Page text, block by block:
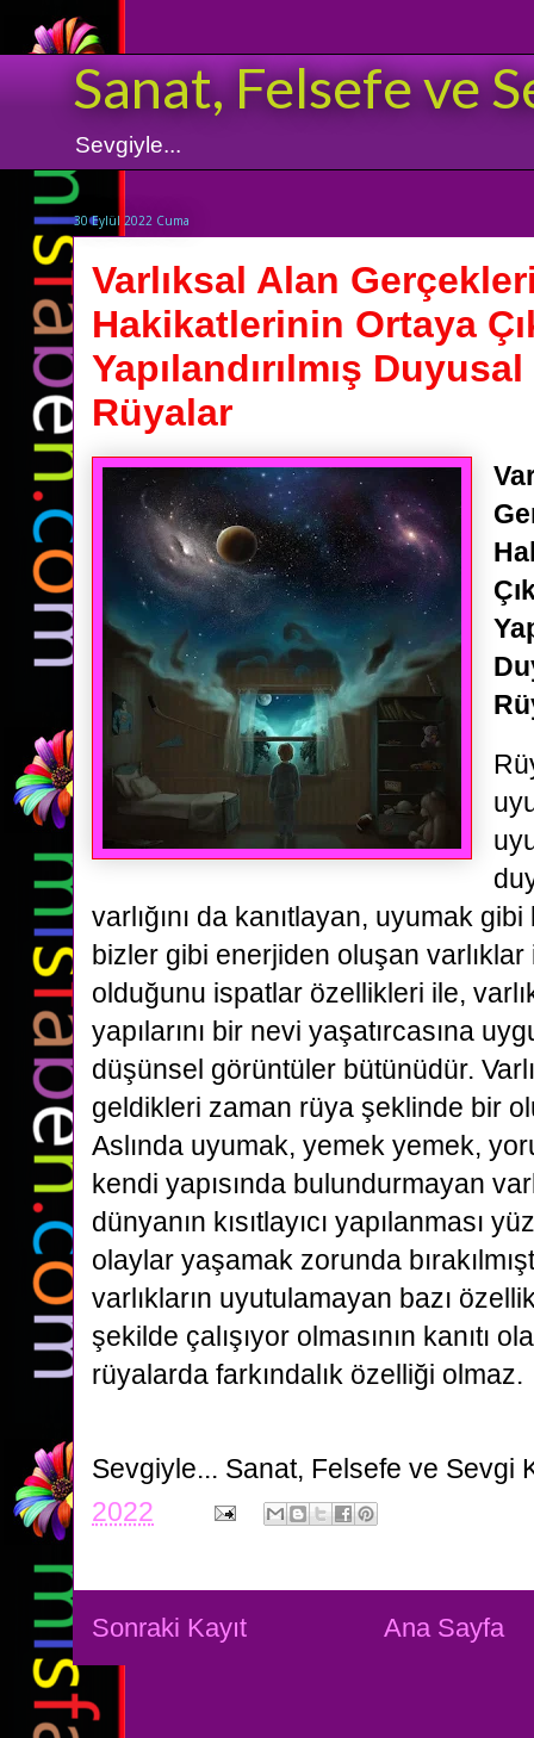
Sanat, Felsefe ve
Sevgiyle...
30 Eylül 2022 Cuma
Varlıksal Alan
Hakikatlerinin Ortaya
Yapılandırılmış
Rüyalar
varlığını da kanıtlayan, uyumak
bizler gibi enerjiden oluşan
olduğunu ispatlar özellikleri ile,
yapılarını bir nevi yaşatırcasına
düşünsel görüntüler bütünüdür.
geldikleri zaman rüya şeklinde bir
Aslında uyumak, yemek yemek,
kendi yapısında bulundurmayan
dünyanın kısıtlayıcı yapılanması
olaylar yaşamak zorunda
varlıkların uyutulamayan bazı
şekilde çalışıyor olmasının kanıtı
rüyalarda farkındalık özelliği olmaz.
Sevgiyle... Sanat, Felsefe ve Sevgi
2022
Sonraki Kayıt Ana Sayfa